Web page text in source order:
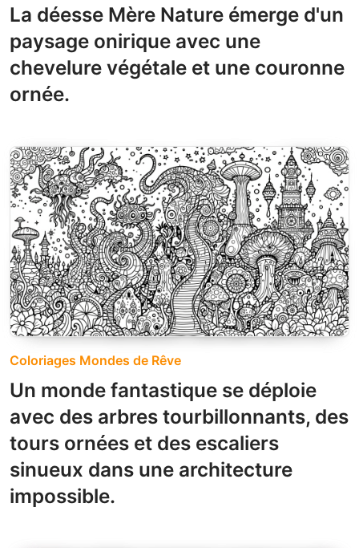
La déesse Mère Nature émerge d'un
paysage onirique avec une
chevelure végétale et une couronne
ornée.
Coloriages Mondes de Rêve
Un monde fantastique se déploie
avec des arbres tourbillonnants, des
tours ornées et des escaliers
sinueux dans une architecture
impossible.